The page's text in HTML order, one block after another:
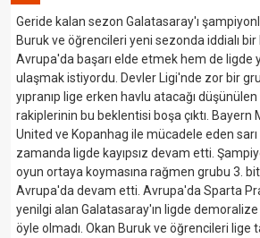
Geride kalan sezon Galatasaray'ı
Buruk ve öğrencileri yeni sezonda iddialı
Avrupa'da başarı elde etmek hem de ligde
ulaşmak istiyordu. Devler Ligi'nde zor bir
yıpranıp lige erken havlu atacağı
rakiplerinin bu beklentisi boşa çıktı. Bayern
United ve Kopanhag ile mücadele eden sarı
zamanda ligde kayıpsız devam etti.
oyun ortaya koymasına rağmen grubu 3.
Avrupa'da devam etti. Avrupa'da Sparta
yenilgi alan Galatasaray'ın ligde
öyle olmadı. Okan Buruk ve öğrencileri